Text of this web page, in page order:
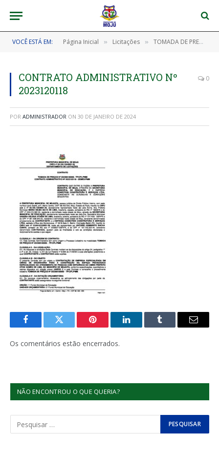
VOCÊ ESTÁ EM: Página Inicial » Licitações » TOMADA DE PREÇOS Nº 202306150006 – TP/CPL/PMM (CONTRATAÇÃO DE EMPRESA ESPECIALIZADA EM OBRAS DE ENGENHARIA PARA A CONSTRUÇÃO DO ESPAÇO PEDAGÓGICO ESPECIALIZADO NO ATENDIMENTO DE PESSOAS COM DEFICIÊNCIA NO CMEBI PREFEITO OTON GOMES DE LIMA, NO MUNICÍPIO DE MOJU/PA)
CONTRATO ADMINISTRATIVO Nº
2023120118
0
POR ADMINISTRADOR ON 30 DE JANEIRO DE 2024
FacebookTwitter Pinterest LinkedInTumblr
E-
Os comentários estão encerrados.
NÃO ENCONTROU O QUE QUERIA?